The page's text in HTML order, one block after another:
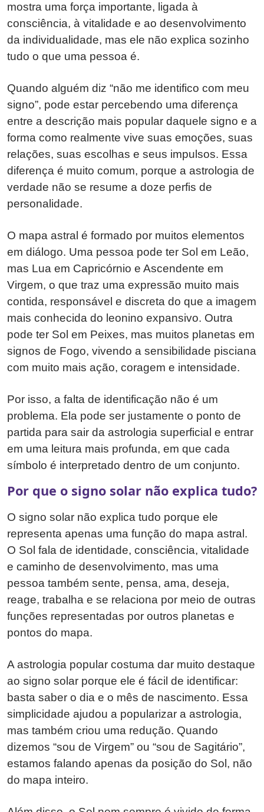
mostra uma força importante, ligada à
consciência, à vitalidade e ao desenvolvimento
da individualidade, mas ele não explica sozinho
tudo o que uma pessoa é.
Quando alguém diz “não me identifico com meu
signo”, pode estar percebendo uma diferença
entre a descrição mais popular daquele signo e a
forma como realmente vive suas emoções, suas
relações, suas escolhas e seus impulsos. Essa
diferença é muito comum, porque a astrologia de
verdade não se resume a doze perfis de
personalidade.
O mapa astral é formado por muitos elementos
em diálogo. Uma pessoa pode ter Sol em Leão,
mas Lua em Capricórnio e Ascendente em
Virgem, o que traz uma expressão muito mais
contida, responsável e discreta do que a imagem
mais conhecida do leonino expansivo. Outra
pode ter Sol em Peixes, mas muitos planetas em
signos de Fogo, vivendo a sensibilidade pisciana
com muito mais ação, coragem e intensidade.
Por isso, a falta de identificação não é um
problema. Ela pode ser justamente o ponto de
partida para sair da astrologia superficial e entrar
em uma leitura mais profunda, em que cada
símbolo é interpretado dentro de um conjunto.
Por que o signo solar não explica tudo?
O signo solar não explica tudo porque ele
representa apenas uma função do mapa astral.
O Sol fala de identidade, consciência, vitalidade
e caminho de desenvolvimento, mas uma
pessoa também sente, pensa, ama, deseja,
reage, trabalha e se relaciona por meio de outras
funções representadas por outros planetas e
pontos do mapa.
A astrologia popular costuma dar muito destaque
ao signo solar porque ele é fácil de identificar:
basta saber o dia e o mês de nascimento. Essa
simplicidade ajudou a popularizar a astrologia,
mas também criou uma redução. Quando
dizemos “sou de Virgem” ou “sou de Sagitário”,
estamos falando apenas da posição do Sol, não
do mapa inteiro.